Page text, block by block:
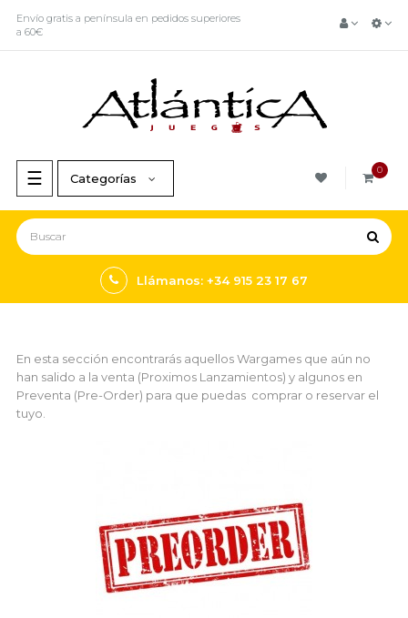
Envío gratis a península en pedidos superiores
a 60€
Navegación
de
palanca
☰ 0
Categorías
Llámanos: +34 915 23 17 67
En esta sección encontrarás aquellos Wargames que aún no
han salido a la venta (Proximos Lanzamientos) y algunos en
Preventa (Pre-Order) para que puedas comprar o reservar el
tuyo.